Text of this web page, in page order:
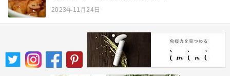
2023年11月24日